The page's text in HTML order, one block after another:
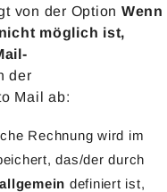
von der Option Wenn
möglich ist,
der
Mail ab:
Rechnung wird im
das/der durch
definiert ist,